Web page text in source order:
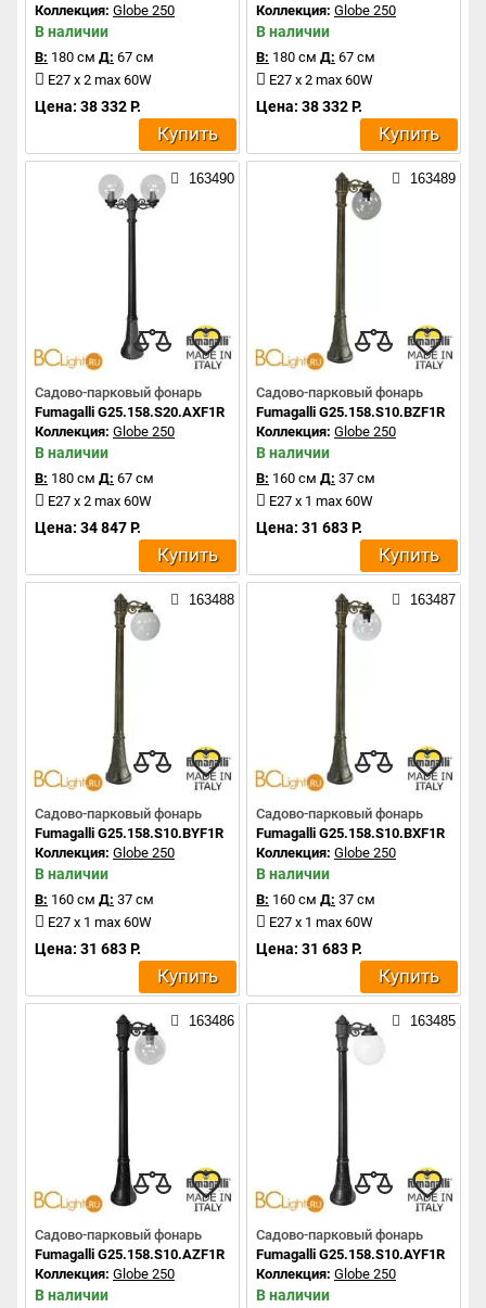
Коллекция: Globe 250
В наличии
В: 180 см Д: 67 см
E27 x 2 max 60W
Цена: 38 332 Р.
Купить
Коллекция: Globe 250
В наличии
В: 180 см Д: 67 см
E27 x 2 max 60W
Цена: 38 332 Р.
Купить
163490
Садово-парковый фонарь
Fumagalli G25.158.S20.AXF1R
Коллекция: Globe 250
В наличии
В: 180 см Д: 67 см
E27 x 2 max 60W
Цена: 34 847 Р.
Купить
163489
Садово-парковый фонарь
Fumagalli G25.158.S10.BZF1R
Коллекция: Globe 250
В наличии
В: 160 см Д: 37 см
E27 x 1 max 60W
Цена: 31 683 Р.
Купить
163488
Садово-парковый фонарь
Fumagalli G25.158.S10.BYF1R
Коллекция: Globe 250
В наличии
В: 160 см Д: 37 см
E27 x 1 max 60W
Цена: 31 683 Р.
Купить
163487
Садово-парковый фонарь
Fumagalli G25.158.S10.BXF1R
Коллекция: Globe 250
В наличии
В: 160 см Д: 37 см
E27 x 1 max 60W
Цена: 31 683 Р.
Купить
163486
Садово-парковый фонарь
Fumagalli G25.158.S10.AZF1R
Коллекция: Globe 250
В наличии
163485
Садово-парковый фонарь
Fumagalli G25.158.S10.AYF1R
Коллекция: Globe 250
В наличии